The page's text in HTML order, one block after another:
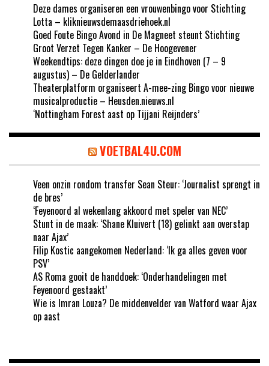
Deze dames organiseren een vrouwenbingo voor Stichting
Lotta – kliknieuwsdemaasdriehoek.nl
Goed Foute Bingo Avond in De Magneet steunt Stichting
Groot Verzet Tegen Kanker – De Hoogevener
Weekendtips: deze dingen doe je in Eindhoven (7 – 9
augustus) – De Gelderlander
Theaterplatform organiseert A-mee-zing Bingo voor nieuwe
musicalproductie – Heusden.nieuws.nl
‘Nottingham Forest aast op Tijjani Reijnders’
VOETBAL4U.COM
Veen onzin rondom transfer Sean Steur: ‘Journalist sprengt in
de bres’
‘Feyenoord al wekenlang akkoord met speler van NEC’
Stunt in de maak: ‘Shane Kluivert (18) gelinkt aan overstap
naar Ajax’
Filip Kostic aangekomen Nederland: ‘Ik ga alles geven voor
PSV’
AS Roma gooit de handdoek: ‘Onderhandelingen met
Feyenoord gestaakt’
Wie is Imran Louza? De middenvelder van Watford waar Ajax
op aast